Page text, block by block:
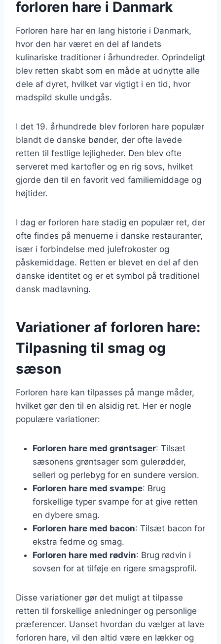
forloren hare i Danmark
Forloren hare har en lang historie i Danmark,
hvor den har været en del af landets
kulinariske traditioner i århundreder. Oprindeligt
blev retten skabt som en måde at udnytte alle
dele af dyret, hvilket var vigtigt i en tid, hvor
madspild skulle undgås.
I det 19. århundrede blev forloren hare populær
blandt de danske bønder, der ofte lavede
retten til festlige lejligheder. Den blev ofte
serveret med kartofler og en rig sovs, hvilket
gjorde den til en favorit ved familiemiddage og
højtider.
I dag er forloren hare stadig en populær ret, der
ofte findes på menuerne i danske restauranter,
især i forbindelse med julefrokoster og
påskemiddage. Retten er blevet en del af den
danske identitet og er et symbol på traditionel
dansk madlavning.
Variationer af forloren hare:
Tilpasning til smag og
sæson
Forloren hare kan tilpasses på mange måder,
hvilket gør den til en alsidig ret. Her er nogle
populære variationer:
Forloren hare med grøntsager: Tilsæt
sæsonens grøntsager som gulerødder,
selleri og perlebyg for en sundere version.
Forloren hare med svampe: Brug
forskellige typer svampe for at give retten
en dybere smag.
Forloren hare med bacon: Tilsæt bacon for
ekstra fedme og smag.
Forloren hare med rødvin: Brug rødvin i
sovsen for at tilføje en rigere smagsprofil.
Disse variationer gør det muligt at tilpasse
retten til forskellige anledninger og personlige
præferencer. Uanset hvordan du vælger at lave
forloren hare, vil den altid være en lækker og